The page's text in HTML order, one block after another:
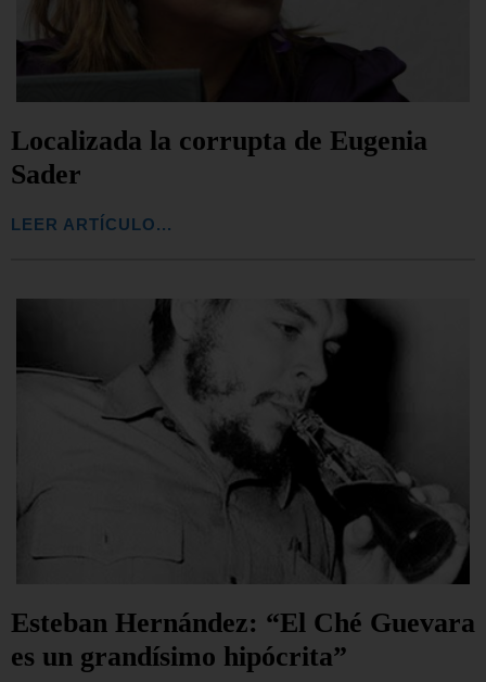
Localizada la corrupta de Eugenia
Sader
LEER ARTÍCULO...
Esteban Hernández: “El Ché Guevara
es un grandísimo hipócrita”